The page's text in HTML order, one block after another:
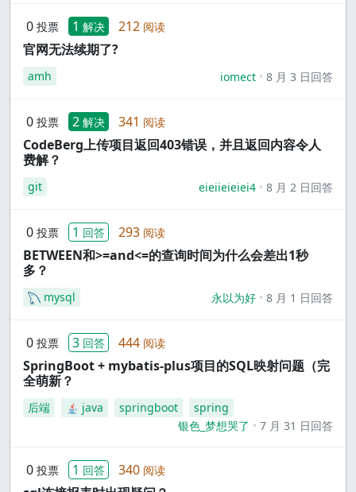
0 投票 1 解决 212 阅读
官网无法续期了?
amh iomect 8 月 3 日回答
0 投票 2 解决 341 阅读
CodeBerg上传项目返回403错误，并且返回内容令人
费解？
git eieiieieiei4 8 月 2 日回答
0 投票 1 回答 293 阅读
BETWEEN和>=and<=的查询时间为什么会差出1秒
多？
mysql 永以为好 8 月 1 日回答
0 投票 3 回答 444 阅读
SpringBoot + mybatis-plus项目的SQL映射问题（完
全萌新？
后端 java springboot
spring
银色_梦想哭了
7 月 31 日回答
0 投票 1 回答 340 阅读